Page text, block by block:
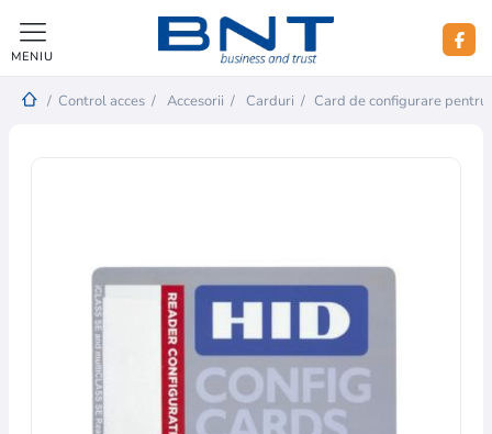
MENIU
/ Control acces / Accesorii / Carduri / Card de configurare